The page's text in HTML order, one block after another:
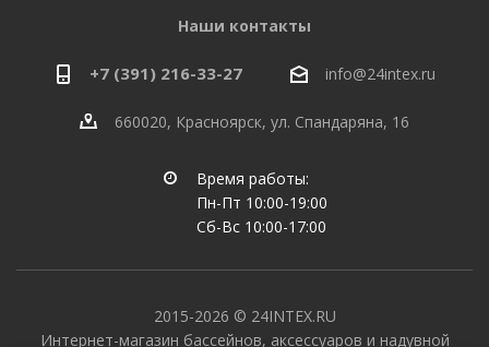
Наши контакты
+7 (391) 216-33-27 info@24intex.ru
660020, Красноярск, ул. Спандаряна, 16
Время работы:
Пн-Пт 10:00-19:00
Сб-Вс 10:00-17:00
2015-2026 © 24INTEX.RU
Интернет-магазин бассейнов, аксессуаров и надувной